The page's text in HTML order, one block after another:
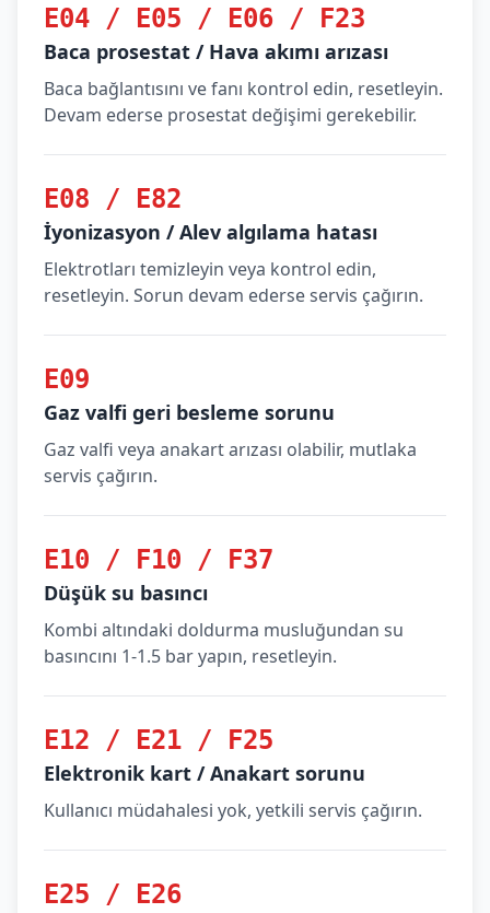
E04 / E05 / E06 / F23
Baca prosestat / Hava akımı arızası
Baca bağlantısını ve fanı kontrol edin, resetleyin.
Devam ederse prosestat değişimi gerekebilir.
E08 / E82
İyonizasyon / Alev algılama hatası
Elektrotları temizleyin veya kontrol edin,
resetleyin. Sorun devam ederse servis çağırın.
E09
Gaz valfi geri besleme sorunu
Gaz valfi veya anakart arızası olabilir, mutlaka
servis çağırın.
E10 / F10 / F37
Düşük su basıncı
Kombi altındaki doldurma musluğundan su
basıncını 1-1.5 bar yapın, resetleyin.
E12 / E21 / F25
Elektronik kart / Anakart sorunu
Kullanıcı müdahalesi yok, yetkili servis çağırın.
E25 / E26